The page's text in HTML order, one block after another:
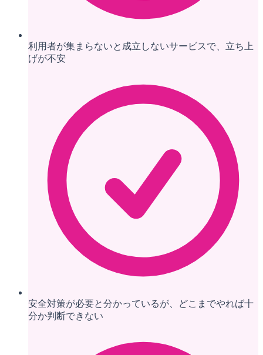
利用者が集まらないと成立しないサービスで、立ち上
げが不安
安全対策が必要と分かっているが、どこまでやれば十
分か判断できない